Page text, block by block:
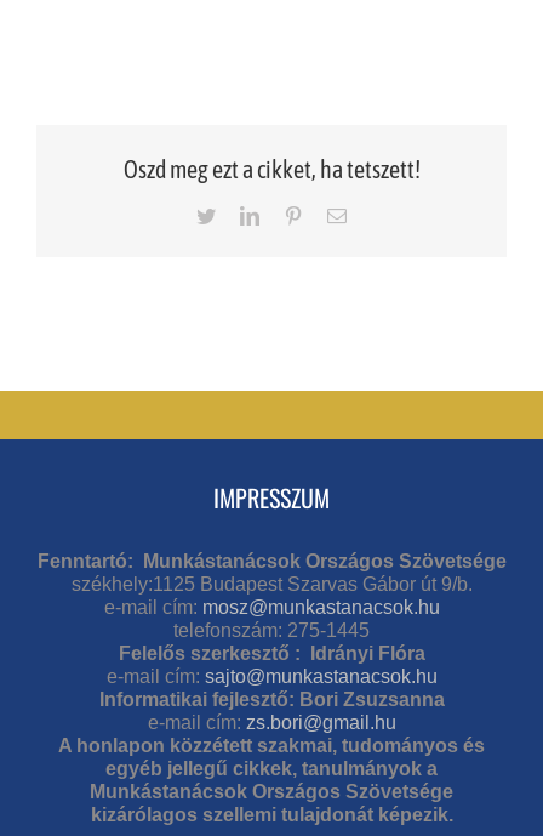
Oszd meg ezt a cikket, ha tetszett!
TwitterLinkedInPinterestEmail
IMPRESSZUM
Fenntartó: Munkástanácsok Országos Szövetsége
székhely:1125 Budapest Szarvas Gábor út 9/b.
e-mail cím: mosz@munkastanacsok.hu
telefonszám: 275-1445
Felelős szerkesztő : Idrányi Flóra
e-mail cím: sajto@munkastanacsok.hu
Informatikai fejlesztő: Bori Zsuzsanna
e-mail cím: zs.bori@gmail.hu
A honlapon közzétett szakmai, tudományos és
egyéb jellegű cikkek, tanulmányok a
Munkástanácsok Országos Szövetsége
kizárólagos szellemi tulajdonát képezik.